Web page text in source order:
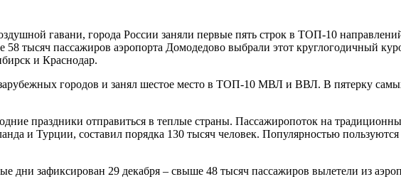
гавани, города России заняли первые пять строк в ТОП-10
тысяч пассажиров аэропорта Домодедово выбрали этот круглогодичный
и Краснодар.
городов и занял шестое место в ТОП-10 МВЛ и ВВЛ. В пятерку
праздники отправиться в теплые страны. Пассажиропоток на
и Турции, составил порядка 130 тысяч человек. Популярностью
дни зафиксирован 29 декабря – свыше 48 тысяч пассажиров вылетели из